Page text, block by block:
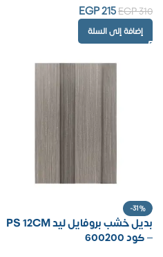
EGP310
EGP215
إضافة إلى السلة
-31%
بديل خشب بروفايل ليد PS 12CM
– كود 600200